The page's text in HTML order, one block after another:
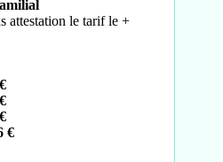
attestation le tarif le +
€